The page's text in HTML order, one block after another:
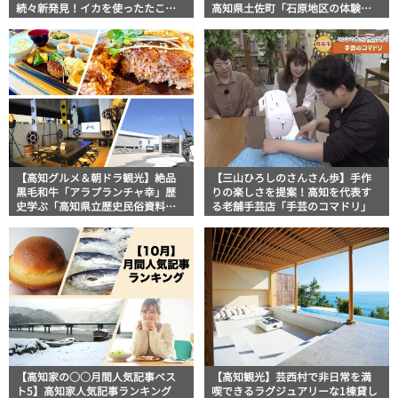
続々新発見！イカを使ったたこ焼
芸店まで盛りだくさん！
高知県土佐町「石原地区の体験農
【高知グルメ＆朝ドラ観光】絶品
黒毛和牛「アラプランチャ幸」歴
史学ぶ「高知県立歴史民俗資料
【三山ひろしのさんさん歩】手作
りの楽しさを提案！高知を代表す
る老舗手芸店「手芸のコマドリ」
【高知家の○○月間人気記事ベス
ト5】高知家人気記事ランキング
【高知観光】芸西村で非日常を満
喫できるラグジュアリーな1棟貸し